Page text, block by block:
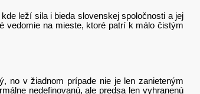
leží sila i bieda slovenskej spoločnosti a jej
vedomie na mieste, ktoré patrí k málo čistým
v žiadnom prípade nie je len zanieteným
nedefinovanú, ale predsa len vyhranenú